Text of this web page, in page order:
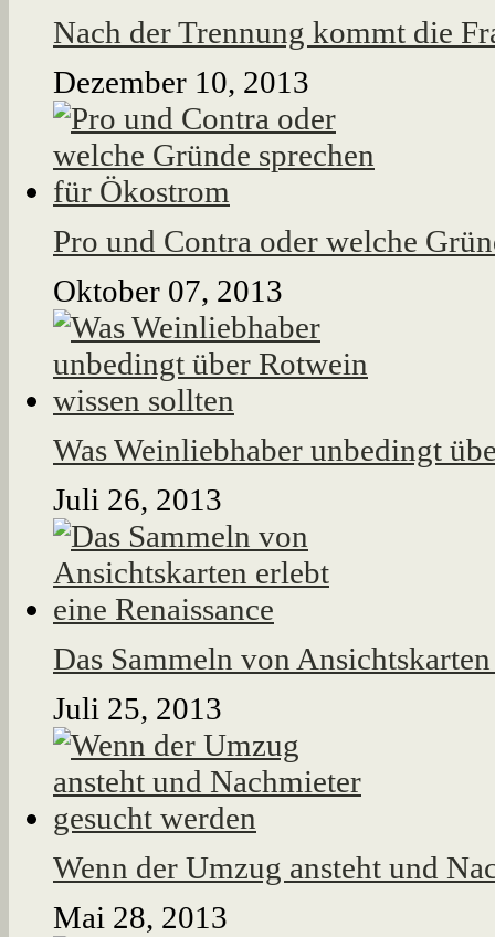
Nach der Trennung kommt die
Dezember 10, 2013
Pro und Contra oder welche
Oktober 07, 2013
Was Weinliebhaber unbedingt
Juli 26, 2013
Das Sammeln von
Juli 25, 2013
Wenn der Umzug ansteht und
Mai 28, 2013